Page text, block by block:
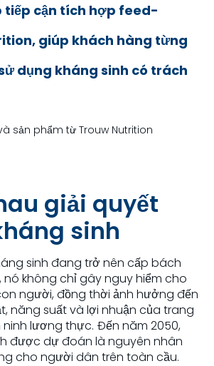
tiếp cận tích hợp feed-
giúp khách hàng từng
dụng kháng sinh có trách
sản phẩm từ Trouw Nutrition
giải quyết
sinh
sinh đang trở nên cấp bách
không chỉ gây nguy hiểm cho
người, đồng thời ảnh hưởng đến
năng suất và lợi nhuận của trang
lương thực. Đến năm 2050,
được dự đoán là nguyên nhân
cho người dân trên toàn cầu.